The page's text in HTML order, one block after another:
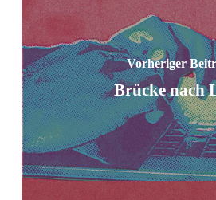
Vorheriger
Brücke nach